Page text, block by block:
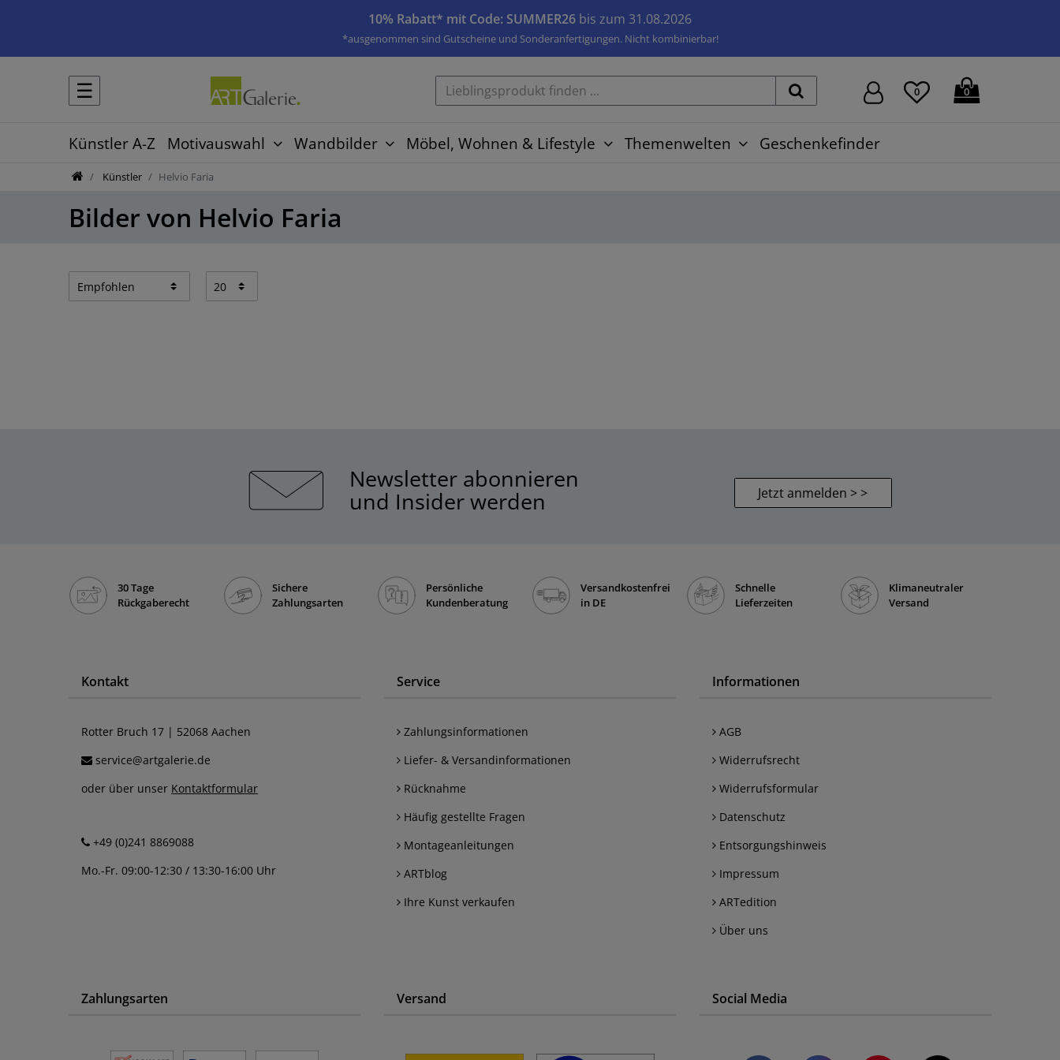
10% Rabatt* mit Code: SUMMER26 bis zum 31.08.2026
*ausgenommen sind Gutscheine und Sonderanfertigungen. Nicht kombinierbar!
☰ 0 0
Künstler A-Z Motivauswahl Wandbilder Möbel, Wohnen & Lifestyle Themenwelten Geschenkefinder
Künstler Helvio Faria
Bilder von Helvio Faria
Newsletter abonnieren
und Insider werden Jetzt anmelden > >
30 Tage
Rückgaberecht
Sichere
Zahlungsarten
Persönliche
Kundenberatung
Versandkostenfrei
in DE
Schnelle
Lieferzeiten
Klimaneutraler
Versand
Kontakt
Rotter Bruch 17 | 52068 Aachen
service@artgalerie.de
oder über unser Kontaktformular
+49 (0)241 8869088
Mo.-Fr. 09:00-12:30 / 13:30-16:00 Uhr
Service
Zahlungsinformationen
Liefer- & Versandinformationen
Rücknahme
Häufig gestellte Fragen
Montageanleitungen
ARTblog
Ihre Kunst verkaufen
Informationen
AGB
Widerrufsrecht
Widerrufsformular
Datenschutz
Entsorgungshinweis
Impressum
ARTedition
Über uns
Zahlungsarten Versand Social Media